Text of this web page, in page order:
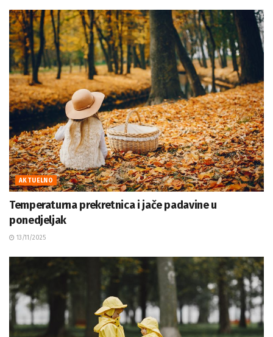
AKTUELNO
Temperaturna prekretnica i jače padavine u
ponedjeljak
13/11/2025